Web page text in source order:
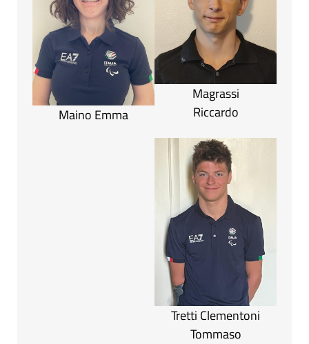
Maino Emma
Magrassi
Riccardo
Tretti Clementoni
Tommaso